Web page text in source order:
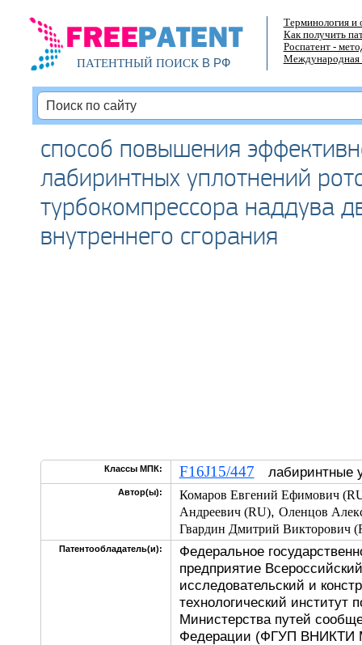
ПАТЕНТНЫЙ ПОИСКВ РФ
Терминология и
Как получить
Роспатент -
Международная
способ повышения
лабиринтных уплотнений
турбокомпрессора наддува
внутреннего сгорания
Классы МПК: F16J15/447 лабиринтные
Автор(ы):
Комаров Евгений Ефимович
Андреевич (RU), Оленцов
Гвардин Дмитрий Викторович
Патентообладатель(и):
Федеральное
предприятие
исследовательский и
технологический институт
Министерства путей
Федерации (ФГУП ВНИКТИ